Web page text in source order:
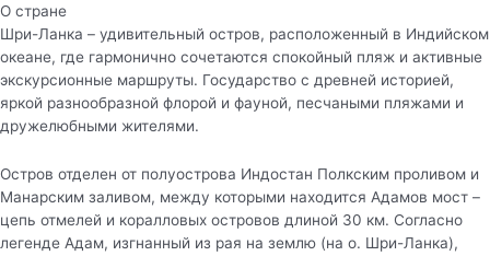
О стране
Шри-Ланка – удивительный остров, расположенный в Индийском
океане, где гармонично сочетаются спокойный пляж и активные
экскурсионные маршруты. Государство с древней историей,
яркой разнообразной флорой и фауной, песчаными пляжами и
дружелюбными жителями.
Остров отделен от полуострова Индостан Полкским проливом и
Манарским заливом, между которыми находится Адамов мост –
цепь отмелей и коралловых островов длиной 30 км. Согласно
легенде Адам, изгнанный из рая на землю (на о. Шри-Ланка),